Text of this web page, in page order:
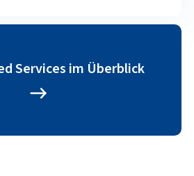
Services im Überblick